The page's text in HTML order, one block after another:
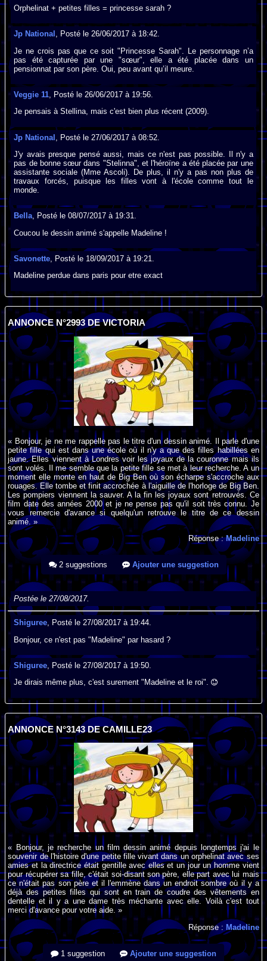
Orphelinat + petites filles = princesse sarah ?
Jp National , Posté le 26/06/2017 à 18:42.
Je ne crois pas que ce soit "Princesse Sarah". Le personnage n’a
pas été capturée par une "sœur", elle a été placée dans un
pensionnat par son père. Oui, peu avant qu’il meure.
Veggie 11 , Posté le 26/06/2017 à 19:56.
Je pensais à Stellina, mais c'est bien plus récent (2009).
Jp National , Posté le 27/06/2017 à 08:52.
J'y avais presque pensé aussi, mais ce n'est pas possible. Il n'y a
pas de bonne sœur dans "Stelinna", et l'héroïne a été placée par une
assistante sociale (Mme Ascoli). De plus, il n'y a pas non plus de
travaux forcés, puisque les filles vont à l'école comme tout le
monde.
Bella, Posté le 08/07/2017 à 19:31.
Coucou le dessin animé s'appelle Madeline !
Savonette , Posté le 18/09/2017 à 19:21.
Madeline perdue dans paris pour etre exact
ANNONCE N°2993 DE VICTORIA
« Bonjour, je ne me rappelle pas le titre d'un dessin animé. Il parle d'une
petite fille qui est dans une école où il n'y a que des filles habillées en
jaune. Elles viennent à Londres voir les joyaux de la couronne mais ils
sont volés. Il me semble que la petite fille se met à leur recherche. A un
moment elle monte en haut de Big Ben où son écharpe s'accroche aux
rouages. Elle tombe et finit accrochée à l'aiguille de l'horloge de Big Ben.
Les pompiers viennent la sauver. A la fin les joyaux sont retrouvés. Ce
film date des années 2000 et je ne pense pas qu'il soit très connu. Je
vous remercie d'avance si quelqu'un retrouve le titre de ce dessin
animé. »
Réponse :Madeline
2 suggestions Ajouter une suggestion
Postée le 27/08/2017.
Shiguree, Posté le 27/08/2017 à 19:44.
Bonjour, ce n'est pas "Madeline" par hasard ?
Shiguree , Posté le 27/08/2017 à 19:50.
Je dirais même plus, c'est surement "Madeline et le roi".
ANNONCE N°3143 DE CAMILLE23
« Bonjour, je recherche un film dessin animé depuis longtemps j'ai le
souvenir de l'histoire d'une petite fille vivant dans un orphelinat avec ses
amies et la directrice était gentille avec elles et un jour un homme vient
pour récupérer sa fille, c'était soi-disant son père, elle part avec lui mais
ce n'était pas son père et il l'emmène dans un endroit sombre où il y a
déjà des petites filles qui sont en train de coudre des vêtements en
dentelle et il y a une dame très méchante avec elle. Voilà c'est tout
merci d'avance pour votre aide. »
Réponse : Madeline
1 suggestion Ajouter une suggestion